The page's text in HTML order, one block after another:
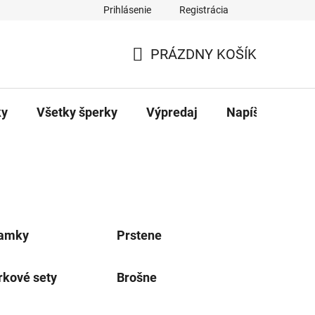
Prihlásenie Registrácia
KOŠÍK
PRÁZDNY KOŠÍK
Všetky šperky Výpredaj Napíšte nám
Prstene
sety Brošne